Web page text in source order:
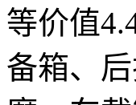
等价值
备箱、